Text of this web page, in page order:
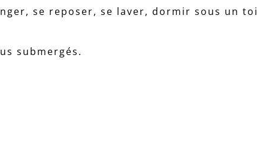
se reposer, se laver, dormir sous un
submergés.